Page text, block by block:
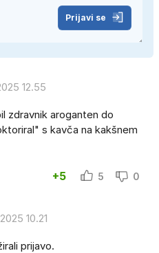
Prijavi se
12.55
zdravnik aroganten do
s kavča na kakšnem
+5 5 0
10.21
prijavo.